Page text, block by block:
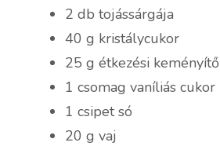
2 db tojássárgája
40 g kristálycukor
25 g étkezési keményítő
1 csomag vaníliás cukor
1 csipet só
20 g vaj